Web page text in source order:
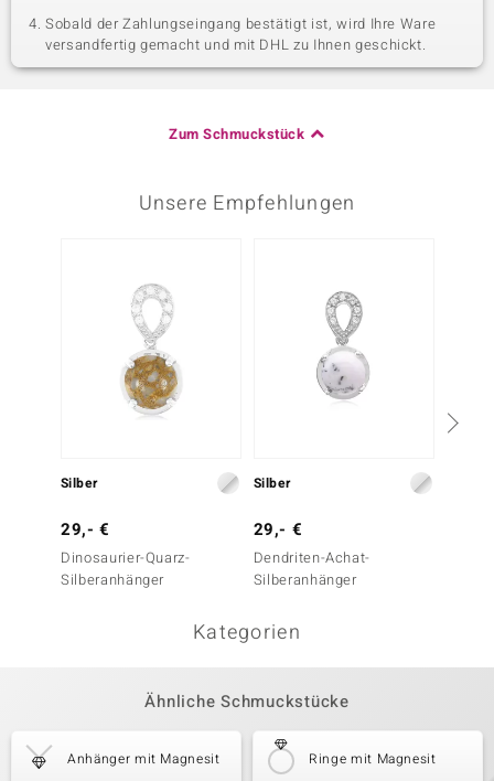
Sobald der Zahlungseingang bestätigt ist, wird Ihre Ware
versandfertig gemacht und mit DHL zu Ihnen geschickt.
Zum Schmuckstück
Unsere Empfehlungen
Silber
29,- €
Dinosaurier-Quarz-
Silberanhänger
Silber
29,- €
Dendriten-Achat-
Silberanhänger
Kategorien
Ähnliche Schmuckstücke
Anhänger mit Magnesit Ringe mit Magnesit